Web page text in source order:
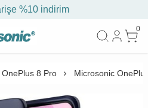
%10 indirim
0
OnePlus 8 Pro Microsonic